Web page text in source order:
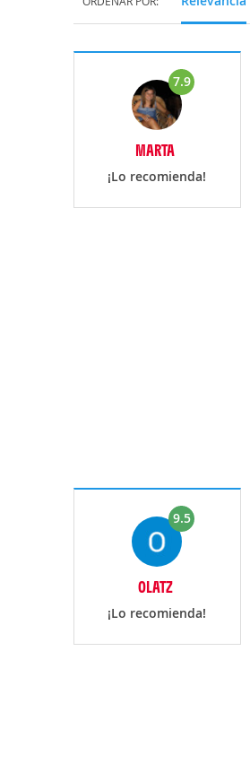
7.9
MARTA
¡Lo recomienda!
9.5
OLATZ
¡Lo recomienda!